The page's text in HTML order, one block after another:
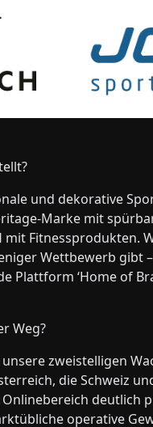
und dekorative
Marke mit
Fitnessprodukten.
Wettbewerb gibt
Plattform ‘Home of
Weg?
zweistelligen
die Schweiz
deutlich
operative